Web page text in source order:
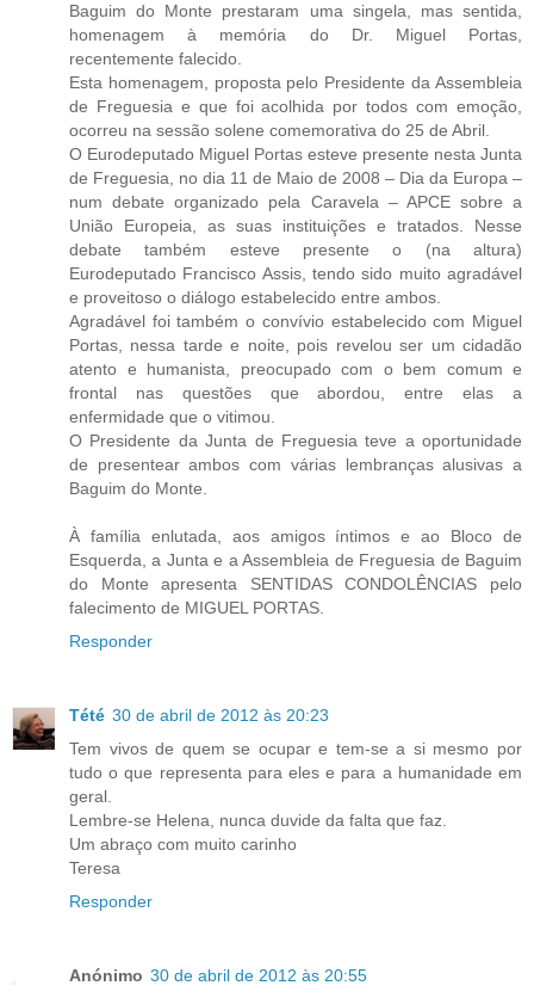
Baguim do Monte prestaram uma singela, mas sentida,
homenagem à memória do Dr. Miguel Portas,
recentemente falecido.
Esta homenagem, proposta pelo Presidente da Assembleia
de Freguesia e que foi acolhida por todos com emoção,
ocorreu na sessão solene comemorativa do 25 de Abril.
O Eurodeputado Miguel Portas esteve presente nesta Junta
de Freguesia, no dia 11 de Maio de 2008 – Dia da Europa –
num debate organizado pela Caravela – APCE sobre a
União Europeia, as suas instituições e tratados. Nesse
debate também esteve presente o (na altura)
Eurodeputado Francisco Assis, tendo sido muito agradável
e proveitoso o diálogo estabelecido entre ambos.
Agradável foi também o convívio estabelecido com Miguel
Portas, nessa tarde e noite, pois revelou ser um cidadão
atento e humanista, preocupado com o bem comum e
frontal nas questões que abordou, entre elas a
enfermidade que o vitimou.
O Presidente da Junta de Freguesia teve a oportunidade
de presentear ambos com várias lembranças alusivas a
Baguim do Monte.
À família enlutada, aos amigos íntimos e ao Bloco de
Esquerda, a Junta e a Assembleia de Freguesia de Baguim
do Monte apresenta SENTIDAS CONDOLÊNCIAS pelo
falecimento de MIGUEL PORTAS.
Responder
Tété 30 de abril de 2012 às 20:23
Tem vivos de quem se ocupar e tem-se a si mesmo por
tudo o que representa para eles e para a humanidade em
geral.
Lembre-se Helena, nunca duvide da falta que faz.
Um abraço com muito carinho
Teresa
Responder
Anónimo 30 de abril de 2012 às 20:55